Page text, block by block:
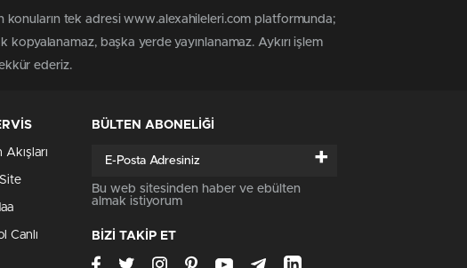
konuların tek adresi www.alexahileleri.com platformunda;
başka yerde yayınlanamaz. Aykırı işlem
ederiz.
Akışları
Canlı
BÜLTEN ABONELİĞİ
+
Bu web sitesinden haber ve ebülten
almak istiyorum
BİZİ TAKİP ET